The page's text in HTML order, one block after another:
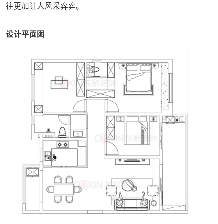
往更加让人风采弈弈。
设计平面图